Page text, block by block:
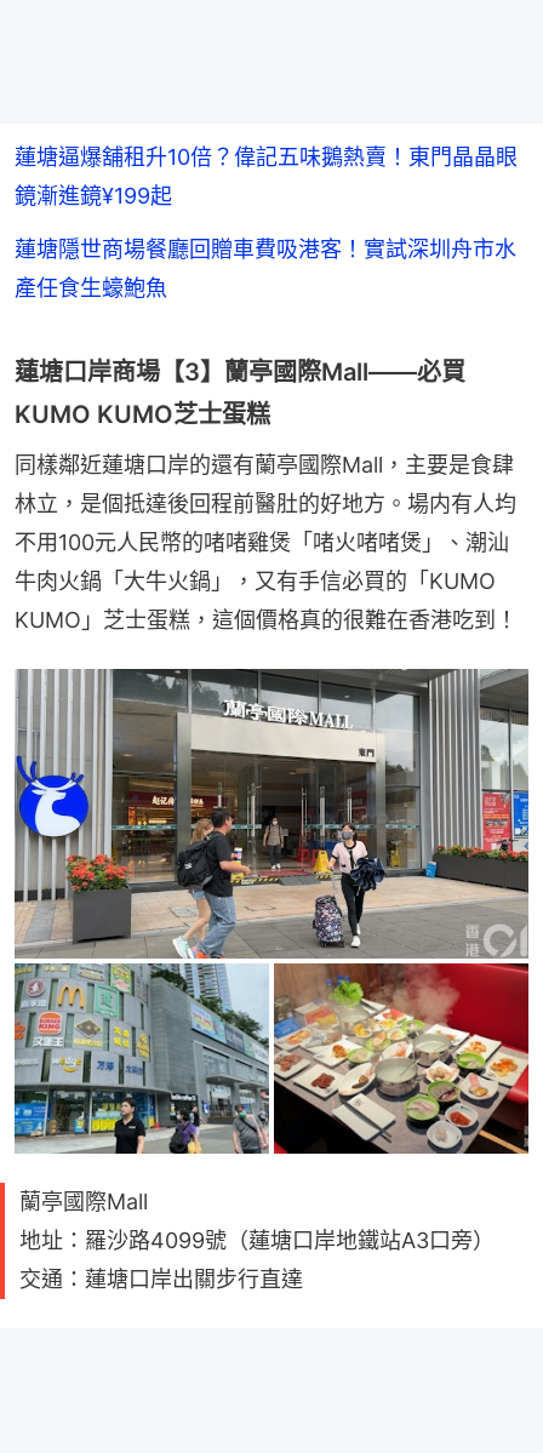
蓮塘逼爆舖租升10倍？偉記五味鵝熱賣！東門晶晶眼
鏡漸進鏡¥199起
蓮塘隱世商場餐廳回贈車費吸港客！實試深圳舟市水
產任食生蠔鮑魚
蓮塘口岸商場【3】蘭亭國際Mall——必買
KUMO KUMO芝士蛋糕
同樣鄰近蓮塘口岸的還有蘭亭國際Mall，主要是食肆
林立，是個抵達後回程前醫肚的好地方。場内有人均
不用100元人民幣的啫啫雞煲「啫火啫啫煲」、潮汕
牛肉火鍋「大牛火鍋」，又有手信必買的「KUMO
KUMO」芝士蛋糕，這個價格真的很難在香港吃到！
蘭亭國際Mall
地址：羅沙路4099號（蓮塘口岸地鐵站A3口旁）
交通：蓮塘口岸出關步行直達